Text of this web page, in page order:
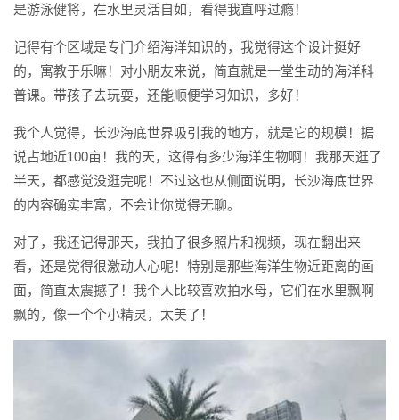
是游泳健将，在水里灵活自如，看得我直呼过瘾！
记得有个区域是专门介绍海洋知识的，我觉得这个设计挺好
的，寓教于乐嘛！对小朋友来说，简直就是一堂生动的海洋科
普课。带孩子去玩耍，还能顺便学习知识，多好！
我个人觉得，长沙海底世界吸引我的地方，就是它的规模！据
说占地近100亩！我的天，这得有多少海洋生物啊！我那天逛了
半天，都感觉没逛完呢！不过这也从侧面说明，长沙海底世界
的内容确实丰富，不会让你觉得无聊。
对了，我还记得那天，我拍了很多照片和视频，现在翻出来
看，还是觉得很激动人心呢！特别是那些海洋生物近距离的画
面，简直太震撼了！我个人比较喜欢拍水母，它们在水里飘啊
飘的，像一个个小精灵，太美了！